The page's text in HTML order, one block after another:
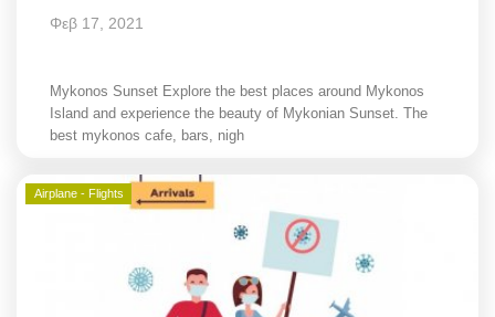
Arts & Culture
Mykonos
Mykonos Ticker TV
Sport
Φεβ 17, 2021
Mykonos Sunset Explore the best places around Mykonos
Island and experience the beauty of Mykonian Sunset. The
best mykonos cafe, bars, nigh
Airplane - Flights